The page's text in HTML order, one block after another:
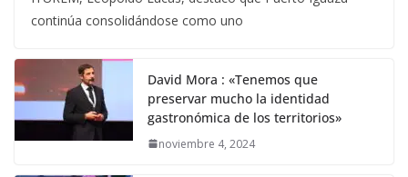
continúa consolidándose como uno
David Mora : «Tenemos que
preservar mucho la identidad
gastronómica de los territorios»
noviembre 4, 2024